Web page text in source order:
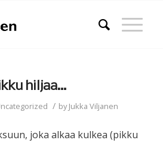
hiljaa…
/ byJukka Viljanen
joka alkaa kulkea (pikku